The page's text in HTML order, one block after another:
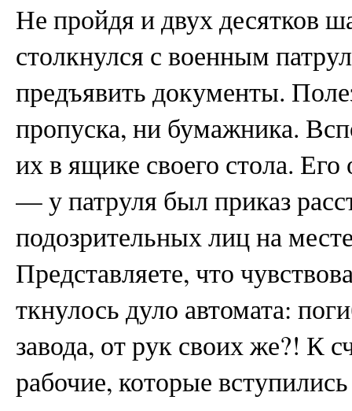
Не пройдя и двух десятков
столкнулся с военным
предъявить документы.
пропуска, ни бумажника.
их в ящике своего стола.
— у патруля был приказ
подозрительных лиц на
Представляете, что
ткнулось дуло автомата:
завода, от рук своих же?! К
рабочие, которые